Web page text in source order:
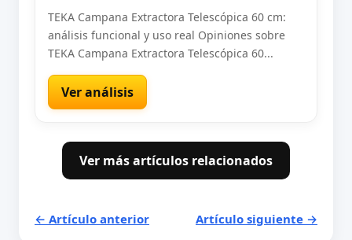
TEKA Campana Extractora Telescópica 60 cm:
análisis funcional y uso real Opiniones sobre
TEKA Campana Extractora Telescópica 60...
Ver análisis
Ver más artículos relacionados
← Artículo anterior Artículo siguiente →